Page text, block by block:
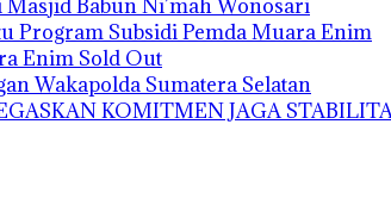
Babun Ni’mah Wonosari
Program Subsidi Pemda Muara Enim
Enim Sold Out
Wakapolda Sumatera Selatan
KOMITMEN JAGA